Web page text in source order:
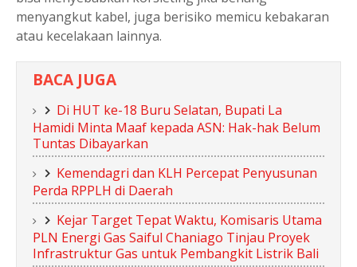
menyangkut kabel, juga berisiko memicu kebakaran
atau kecelakaan lainnya.
BACA JUGA
Di HUT ke-18 Buru Selatan, Bupati La
Hamidi Minta Maaf kepada ASN: Hak-hak Belum
Tuntas Dibayarkan
Kemendagri dan KLH Percepat Penyusunan
Perda RPPLH di Daerah
Kejar Target Tepat Waktu, Komisaris Utama
PLN Energi Gas Saiful Chaniago Tinjau Proyek
Infrastruktur Gas untuk Pembangkit Listrik Bali